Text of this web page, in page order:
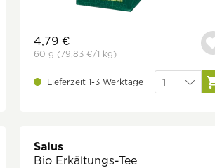
4,79 €
60 g (79,83 €/1 kg)
Lieferzeit 1-3 Werktage
Salus
Bio Erkältungs-Tee